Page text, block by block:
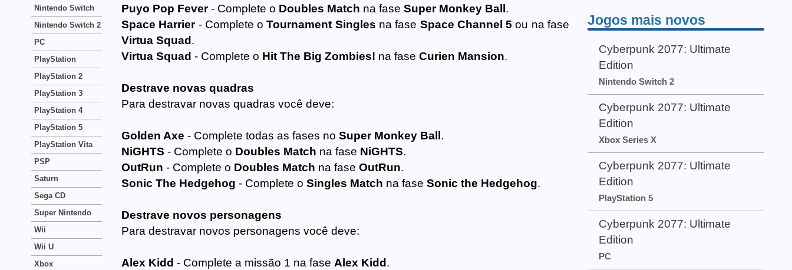
Puyo Pop Fever- Complete o Doubles Match na fase Super Monkey Ball .
Space Harrier- Complete oTournament Singles na fase Space Channel 5 ou na fase
Virtua Squad .
Virtua Squad - Complete o Hit The Big Zombies! na fase Curien Mansion.
Destrave novas quadras
Para destravar novas quadras você deve:
Golden Axe - Complete todas as fases no Super Monkey Ball .
NiGHTS - Complete o Doubles Match na fase NiGHTS.
OutRun - Complete o Doubles Match na fase OutRun.
Sonic The Hedgehog - Complete o Singles Match na fase Sonic the Hedgehog.
Destrave novos personagens
Para destravar novos personagens você deve:
Alex Kidd - Complete a missão 1 na fase Alex Kidd .
Nintendo Switch
Nintendo Switch 2
PC
PlayStation
PlayStation 2
PlayStation 3
PlayStation 4
PlayStation 5
PlayStation Vita
PSP
Saturn
Sega CD
Super Nintendo
Wii
Wii U
Xbox
Jogos mais novos
Cyberpunk 2077: Ultimate
Edition
Nintendo Switch 2
Cyberpunk 2077: Ultimate
Edition
Xbox Series X
Cyberpunk 2077: Ultimate
Edition
PlayStation 5
Cyberpunk 2077: Ultimate
Edition
PC